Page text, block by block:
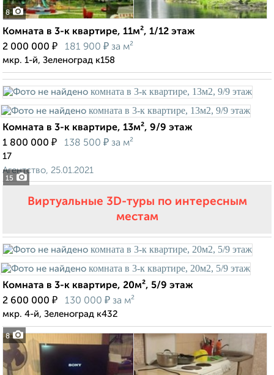
8
Комната в 3-к квартире, 11м², 1/12 этаж
2 000 000 ₽ 181 900 ₽ за м²
мкр. 1-й, Зеленоград к158
15
Комната в 3-к квартире, 13м², 9/9 этаж
1 800 000 ₽ 138 500 ₽ за м²
17
Агентство, 25.01.2021
Виртуальные 3D-туры по интересным
местам
8
Комната в 3-к квартире, 20м², 5/9 этаж
2 600 000 ₽ 130 000 ₽ за м²
мкр. 4-й, Зеленоград к432